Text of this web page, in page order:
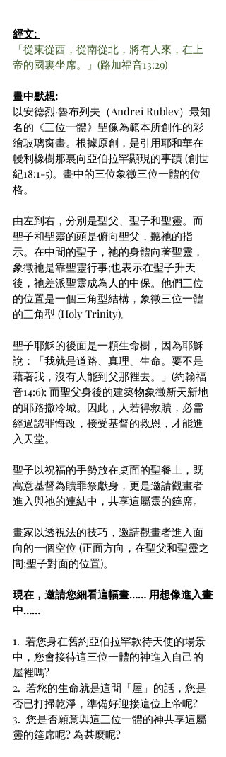
經文:
「從東從西，從南從北，將有人來，在上
帝的國裏坐席。」(路加福音13:29)
畫中默想:
以安德烈·魯布列夫（Andrei Rublev）最知
名的《三位一體》聖像為範本所創作的彩
繪玻璃窗畫。根據原創，是引用耶和華在
幔利橡樹那裏向亞伯拉罕顯現的事蹟 (創世
紀18:1-5)。畫中的三位象徵三位一體的位
格。
由左到右，分別是聖父、聖子和聖靈。而
聖子和聖靈的頭是俯向聖父，聽祂的指
示。在中間的聖子，祂的身體向著聖靈，
象徵祂是靠聖靈行事;也表示在聖子升天
後，祂差派聖靈成為人的中保。他們三位
的位置是一個三角型結構，象徵三位一體
的三角型 (Holy Trinity)。
聖子耶穌的後面是一顆生命樹，因為耶穌
說：「我就是道路、真理、生命。要不是
藉著我，沒有人能到父那裡去。」(約翰福
音14:6); 而聖父身後的建築物象徵新天新地
的耶路撒冷城。因此，人若得救贖，必需
經過認罪悔改，接受基督的救恩，才能進
入天堂。
聖子以祝福的手勢放在桌面的聖餐上，既
寓意基督為贖罪祭獻身，更是邀請觀畫者
進入與祂的連結中，共享這屬靈的筵席。
畫家以透視法的技巧，邀請觀畫者進入面
向的一個空位 (正面方向，在聖父和聖靈之
間;聖子對面的位置)。
現在，邀請您細看這幅畫…… 用想像進入畫
中……
1.  若您身在舊約亞伯拉罕款待天使的場景
中，您會接待這三位一體的神進入自己的
屋裡嗎?
2.  若您的生命就是這間「屋」的話，您是
否已打掃乾淨，準備好迎接這位上帝呢?
3.  您是否願意與這三位一體的神共享這屬
靈的筵席呢? 為甚麼呢?